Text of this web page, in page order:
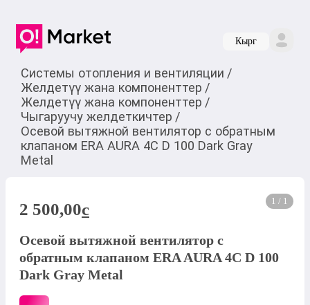
Кырг
Системы отопления и вентиляции /
Желдетүү жана компоненттер /
Желдетүү жана компоненттер /
Чыгаруучу желдеткичтер /
Осевой вытяжной вентилятор с обратным
клапаном ERA AURA 4C D 100 Dark Gray
Metal
1 / 1
2 500,00c
Осевой вытяжной вентилятор с
обратным клапаном ERA AURA 4C D 100
Dark Gray Metal